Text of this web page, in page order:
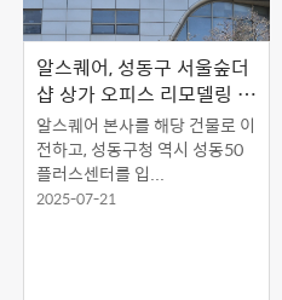
알스퀘어, 성동구 서울숲더
샵 상가 오피스 리모델링 마
쳐
알스퀘어 본사를 해당 건물로 이
전하고, 성동구청 역시 성동50
플러스센터를 입...
2025-07-21